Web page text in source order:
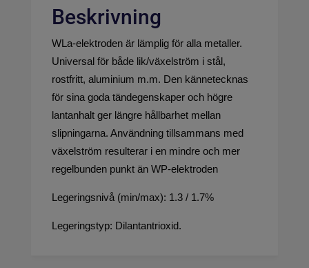
Beskrivning
WLa-elektroden är lämplig för alla metaller.
Universal för både lik/växelström i stål,
rostfritt, aluminium m.m. Den kännetecknas
för sina goda tändegenskaper och högre
lantanhalt ger längre hållbarhet mellan
slipningarna. Användning tillsammans med
växelström resulterar i en mindre och mer
regelbunden punkt än WP-elektroden
Legeringsnivå (min/max): 1.3 / 1.7%
Legeringstyp: Dilantantrioxid.